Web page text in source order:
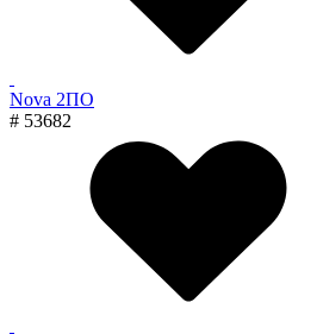
Nova 2ПО
# 53682